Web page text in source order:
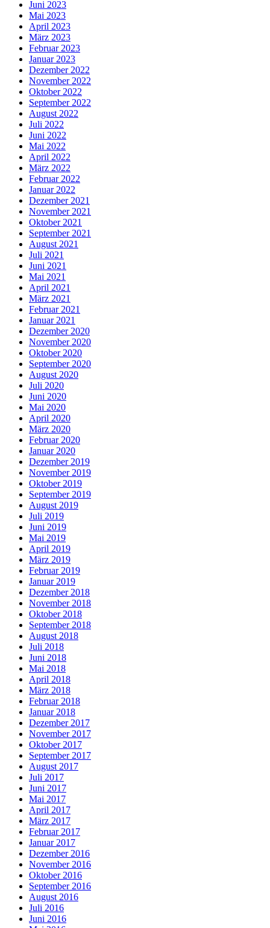
Juni 2023
Mai 2023
April 2023
März 2023
Februar 2023
Januar 2023
Dezember 2022
November 2022
Oktober 2022
September 2022
August 2022
Juli 2022
Juni 2022
Mai 2022
April 2022
März 2022
Februar 2022
Januar 2022
Dezember 2021
November 2021
Oktober 2021
September 2021
August 2021
Juli 2021
Juni 2021
Mai 2021
April 2021
März 2021
Februar 2021
Januar 2021
Dezember 2020
November 2020
Oktober 2020
September 2020
August 2020
Juli 2020
Juni 2020
Mai 2020
April 2020
März 2020
Februar 2020
Januar 2020
Dezember 2019
November 2019
Oktober 2019
September 2019
August 2019
Juli 2019
Juni 2019
Mai 2019
April 2019
März 2019
Februar 2019
Januar 2019
Dezember 2018
November 2018
Oktober 2018
September 2018
August 2018
Juli 2018
Juni 2018
Mai 2018
April 2018
März 2018
Februar 2018
Januar 2018
Dezember 2017
November 2017
Oktober 2017
September 2017
August 2017
Juli 2017
Juni 2017
Mai 2017
April 2017
März 2017
Februar 2017
Januar 2017
Dezember 2016
November 2016
Oktober 2016
September 2016
August 2016
Juli 2016
Juni 2016